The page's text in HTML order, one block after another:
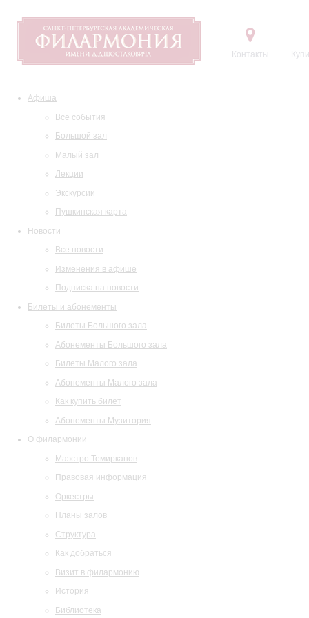
Контакты
Афиша
Все события
Большой зал
Малый зал
Лекции
Экскурсии
Пушкинская карта
Новости
Все новости
Изменения в афише
Подписка на новости
Билеты и абонементы
Билеты Большого зала
Абонементы Большого зала
Билеты Малого зала
Абонементы Малого зала
Как купить билет
Абонементы Музитория
О филармонии
Маэстро Темирканов
Правовая информация
Оркестры
Планы залов
Структура
Как добраться
Визит в филармонию
История
Библиотека